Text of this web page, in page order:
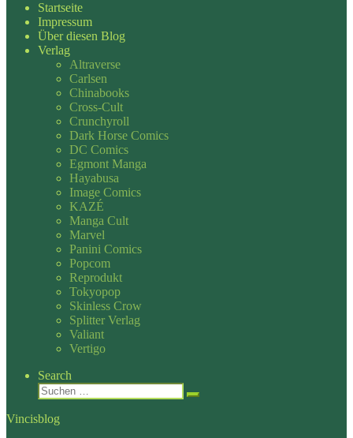
Startseite
Impressum
Über diesen Blog
Verlag
Altraverse
Carlsen
Chinabooks
Cross-Cult
Crunchyroll
Dark Horse Comics
DC Comics
Egmont Manga
Hayabusa
Image Comics
KAZÉ
Manga Cult
Marvel
Panini Comics
Popcom
Reprodukt
Tokyopop
Skinless Crow
Splitter Verlag
Valiant
Vertigo
Search
Suche
Suchen …
Vincisblog